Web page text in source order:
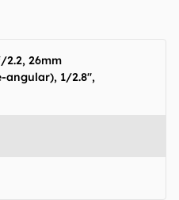
2.2, 26mm
angular), 1/2.8",